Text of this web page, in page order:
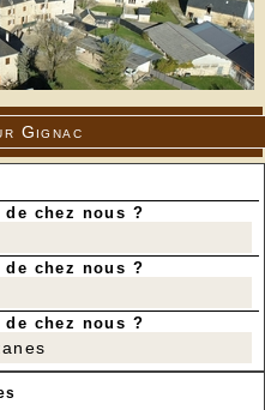
Gignac
chez nous ?
chez nous ?
chez nous ?